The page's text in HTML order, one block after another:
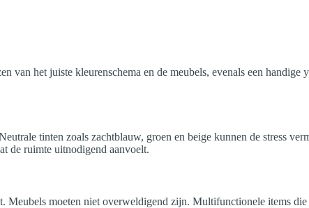
het juiste kleurenschema en de meubels, evenals een handige
tinten zoals zachtblauw, groen en beige kunnen de stress
de ruimte uitnodigend aanvoelt.
moeten niet overweldigend zijn. Multifunctionele items